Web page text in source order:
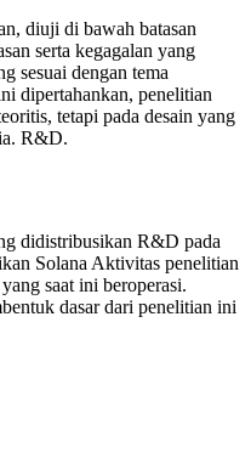
diuji di bawah batasan
serta kegagalan yang
sesuai dengan tema
dipertahankan, penelitian
tetapi pada desain yang
R&D.
didistribusikan R&D pada
Solana Aktivitas penelitian
saat ini beroperasi.
dasar dari penelitian ini